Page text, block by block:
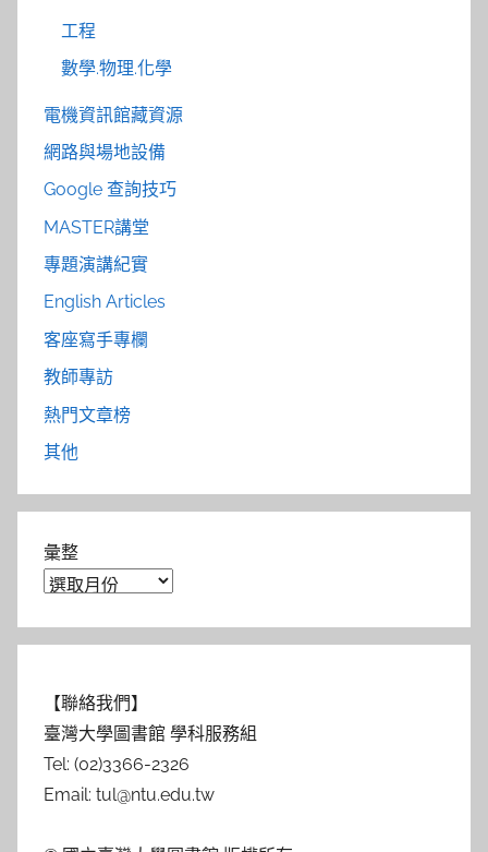
工程
數學.物理.化學
電機資訊館藏資源
網路與場地設備
Google 查詢技巧
MASTER講堂
專題演講紀實
English Articles
客座寫手專欄
教師專訪
熱門文章榜
其他
彙整
【聯絡我們】
臺灣大學圖書館 學科服務組
Tel: (02)3366-2326
Email: tul@ntu.edu.tw